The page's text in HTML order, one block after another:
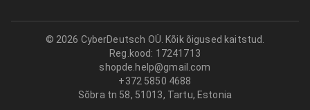
© 2026 CyberDeutsch OÜ. Kõik õigused kaitstud.
Reg.kood: 17241713
shopde.help@gmail.com
+372 5850 4688
Sõbra tn 58, 51013, Tartu, Estonia